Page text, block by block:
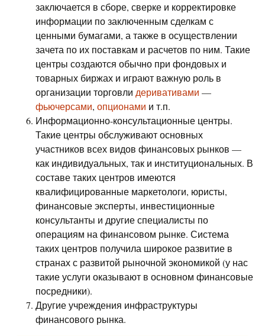
заключается в сборе, сверке и корректировке
информации по заключенным сделкам с
ценными бумагами, а также в осуществлении
зачета по их поставкам и расчетов по ним. Такие
центры создаются обычно при фондовых и
товарных биржах и играют важную роль в
организации торговли деривативами —
фьючерсами, опционами и т.п.
Информационно-консультационные центры.
Такие центры обслуживают основных
участников всех видов финансовых рынков —
как индивидуальных, так и институциональных. В
составе таких центров имеются
квалифицированные маркетологи, юристы,
финансовые эксперты, инвестиционные
консультанты и другие специалисты по
операциям на финансовом рынке. Система
таких центров получила широкое развитие в
странах с развитой рыночной экономикой (у нас
такие услуги оказывают в основном финансовые
посредники).
Другие учреждения инфраструктуры
финансового рынка.